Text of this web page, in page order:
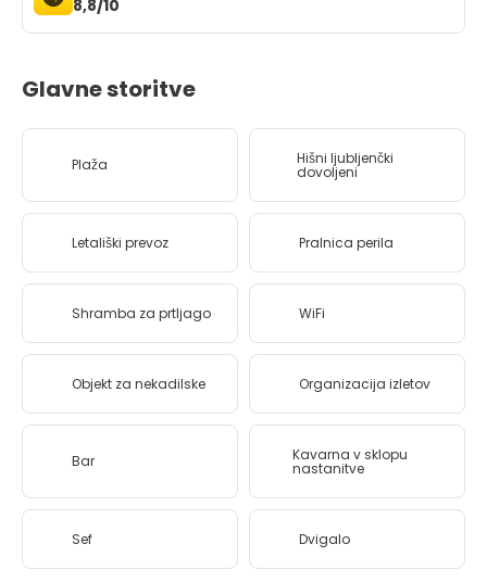
8,8/10
Glavne storitve
Plaža Hišni ljubljenčki
dovoljeni
Letališki prevoz Pralnica perila
Shramba za prtljago WiFi
Objekt za nekadilske Organizacija izletov
Bar Kavarna v sklopu
nastanitve
Sef Dvigalo